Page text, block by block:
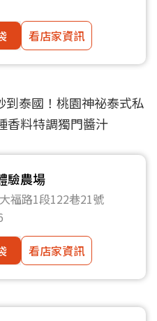
看店家資訊
到泰國！桃園神祕泰式私
香料特調獨門醬汁
驗農場
福路1段122巷21號
看店家資訊